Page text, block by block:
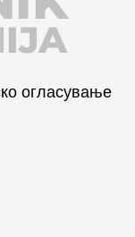
огласување